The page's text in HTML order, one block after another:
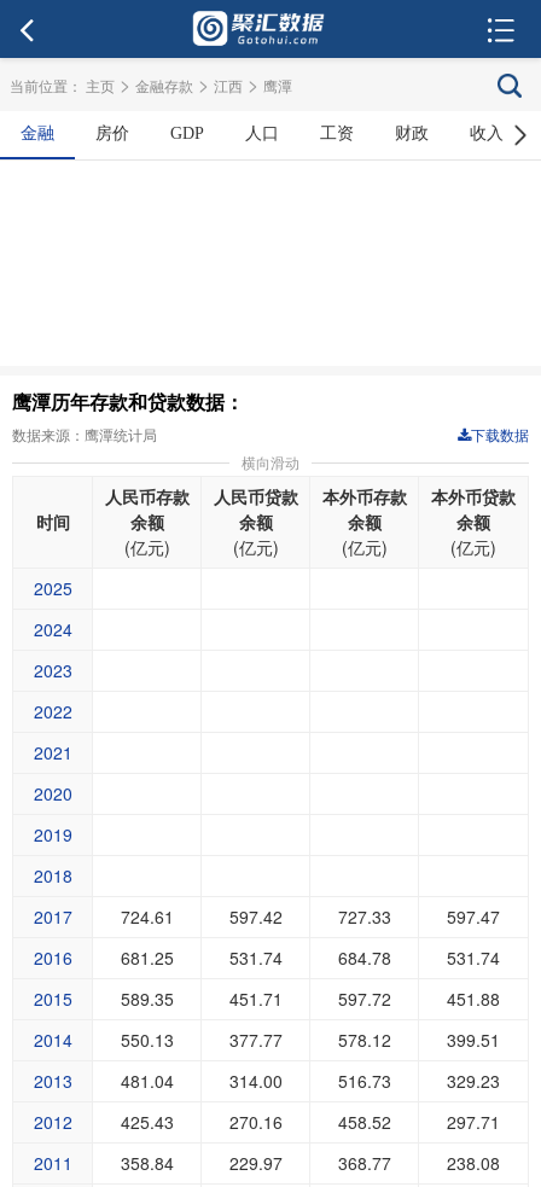
当前位置： 主页 > 金融存款 > 江西 > 鹰潭
金融 房价 GDP 人口 工资 财政 收入
鹰潭历年存款和贷款数据：
数据来源：鹰潭统计局
下载数据
横向滑动
时间
人民币存款
余额
(亿元)
人民币贷款
余额
(亿元)
本外币存款
余额
(亿元)
本外币贷款
余额
(亿元)
2025
2024
2023
2022
2021
2020
2019
2018
2017
724.61 597.42 727.33
597.47
2016
681.25 531.74 684.78
531.74
2015
589.35 451.71 597.72
451.88
2014
550.13 377.77 578.12
399.51
2013
481.04 314.00 516.73
329.23
2012
425.43 270.16 458.52
297.71
2011
358.84 229.97 368.77
238.08